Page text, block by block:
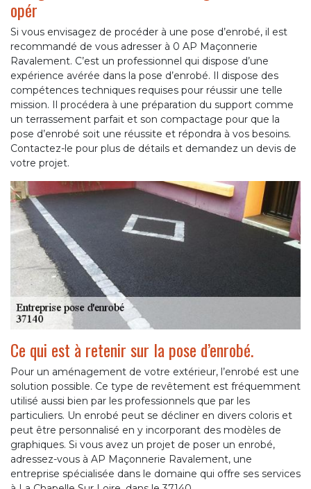
opér
Si vous envisagez de procéder à une pose d’enrobé, il est
recommandé de vous adresser à 0 AP Maçonnerie
Ravalement. C’est un professionnel qui dispose d’une
expérience avérée dans la pose d’enrobé. Il dispose des
compétences techniques requises pour réussir une telle
mission. Il procédera à une préparation du support comme
un terrassement parfait et son compactage pour que la
pose d’enrobé soit une réussite et répondra à vos besoins.
Contactez-le pour plus de détails et demandez un devis de
votre projet.
Ce qui est à retenir sur la pose d’enrobé.
Pour un aménagement de votre extérieur, l’enrobé est une
solution possible. Ce type de revêtement est fréquemment
utilisé aussi bien par les professionnels que par les
particuliers. Un enrobé peut se décliner en divers coloris et
peut être personnalisé en y incorporant des modèles de
graphiques. Si vous avez un projet de poser un enrobé,
adressez-vous à AP Maçonnerie Ravalement, une
entreprise spécialisée dans le domaine qui offre ses services